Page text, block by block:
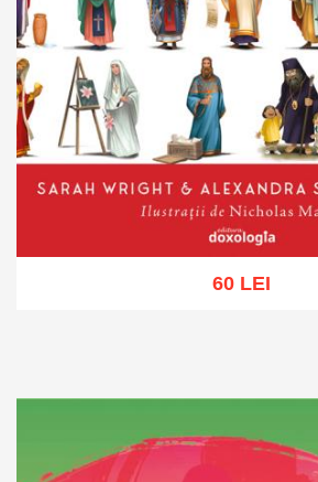
60 LEI